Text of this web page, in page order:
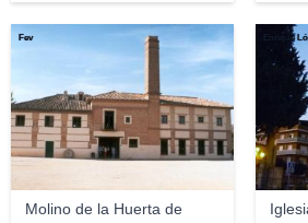
Molino de la Huerta de
Fev Enrique